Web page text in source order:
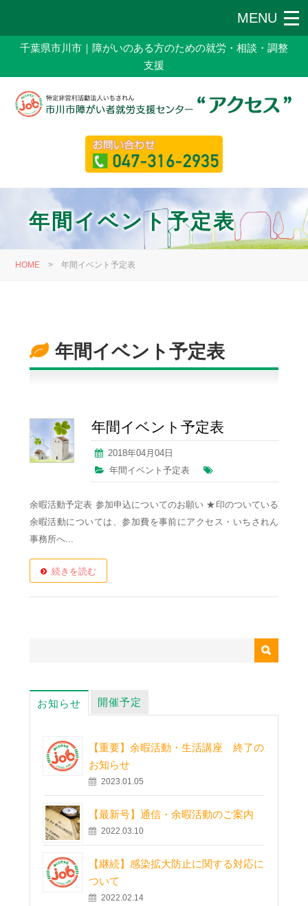
千葉県市川市｜障がいのある方のための就労・相談・調整
支援
年間イベント予定表
HOME >年間イベント予定表
年間イベント予定表
年間イベント予定表
2018年04月04日
年間イベント予定表
余暇活動予定表 参加申込についてのお願い ★印のついている
余暇活動については、参加費を事前にアクセス・いちされん
事務所へ...
続きを読む
お知らせ 開催予定
【重要】余暇活動・生活講座 終了の
お知らせ
2023.01.05
【最新号】通信・余暇活動のご案内
2022.03.10
【継続】感染拡大防止に関する対応に
ついて
2022.02.14